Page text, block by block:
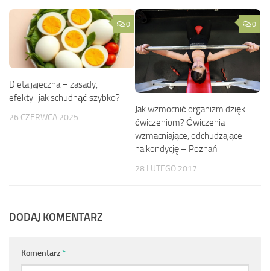
0
Dieta jajeczna – zasady,
efekty i jak schudnąć szybko?
26 CZERWCA 2025
0
Jak wzmocnić organizm dzięki
ćwiczeniom? Ćwiczenia
wzmacniające, odchudzające i
na kondycję – Poznań
28 LUTEGO 2017
DODAJ KOMENTARZ
Komentarz*